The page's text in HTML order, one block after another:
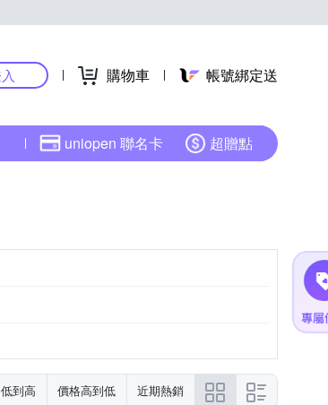
購物車 帳號綁定送
uniopen 聯名卡 超贈點
到高 價格高到低 近期熱銷